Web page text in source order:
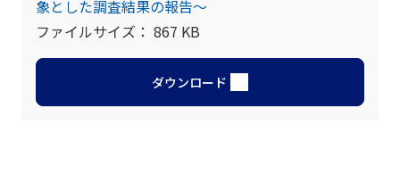
ダウンロード
象とした調査結果の報告～
ファイルサイズ： 867 KB